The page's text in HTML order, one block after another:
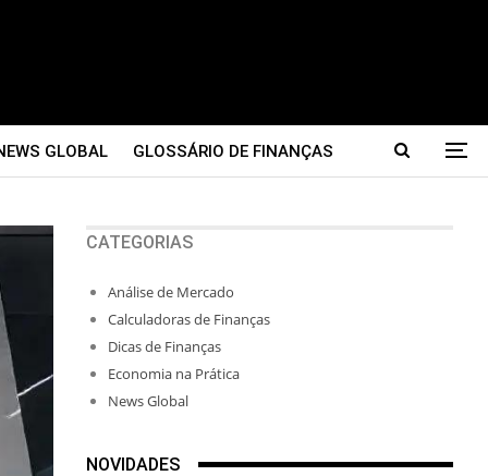
GLOBAL GLOSSÁRIO DE FINANÇAS
CATEGORIAS
Análise de Mercado
Calculadoras de Finanças
Dicas de Finanças
Economia na Prática
News Global
NOVIDADES